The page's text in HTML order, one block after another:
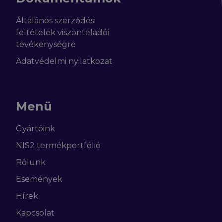
Általános szerződési
feltételek viszonteladói
tevékenységre
Adatvédelmi nyilatkozat
Menü
Gyártóink
NIS2 termékportfólió
Rólunk
Események
Hírek
Kapcsolat